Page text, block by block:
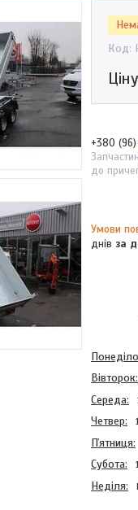
Код:
+380
до
днів за
Вівторок
Середа
Четвер
Пʼятниця
Субота
Неділя